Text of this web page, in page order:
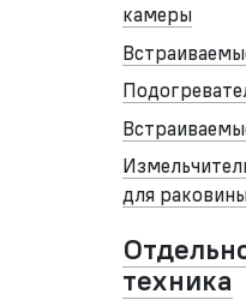
камеры
для
техника